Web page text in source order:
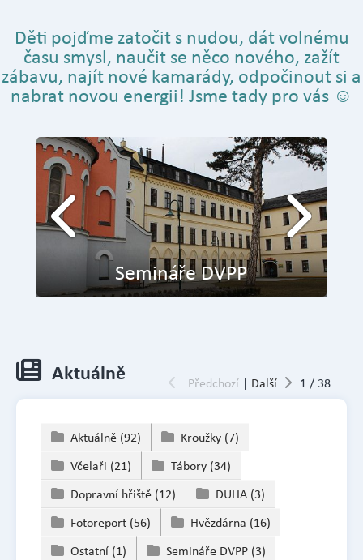
Děti pojďme zatočit s nudou, dát volnému
času smysl, naučit se něco nového, zažít
zábavu, najít nové kamarády, odpočinout si a
nabrat novou energii! Jsme tady pro vás ☺
Dopravní hřiště
Aktuálně Předchozí | Další 1/38
Aktuálně (92) Kroužky (7)
Včelaři (21) Tábory (34)
Dopravní hřiště (12) DUHA (3)
Fotoreport (56) Hvězdárna (16)
Ostatní (1) Semináře DVPP (3)